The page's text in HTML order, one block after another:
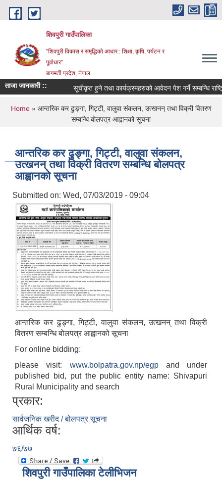
Skip to main content
शिवपुरी गाउँपालिका
"शिवपुरी विकास र समृद्धिको आधार : शिक्षा, कृषि, पर्यटन र
पूर्वाधार"
बागमती प्रदेश, नेपाल
ताजा जानकारी :: सूचीकृत हुने तथा कार्यक्रमहरुको आवेदन पेश गर्ने सम्बन्धि
You are here
Home» आन्तरिक कर ढुङ्गा, गिट्टी, वालुवा संकलन, उत्खनन् तथा विक्री वितरण
सम्बन्धि बोलपत्र आह्वानको सूचना
आन्तरिक कर ढुङ्गा, गिट्टी, वालुवा संकलन,
उत्खनन् तथा विक्री वितरण सम्बन्धि बोलपत्र
आह्वानको सूचना
Submitted on: Wed, 07/03/2019 - 09:04
आन्तरिक कर ढुङ्गा, गिट्टी, वालुवा संकलन, उत्खनन् तथा विक्री
वितरण सम्बन्धि बोलपत्र आह्वानको सूचना
For online bidding:
please visit: www.bolpatra.gov.np/egpand under
published bid, put the public entity name: Shivapuri
Rural Municipality and search
प्रकार:
सार्वजनिक खरीद / बोलपत्र सूचना
आर्थिक वर्ष:
७६/७७
शिवपुरी गाउँपालिका टेलीभिजन